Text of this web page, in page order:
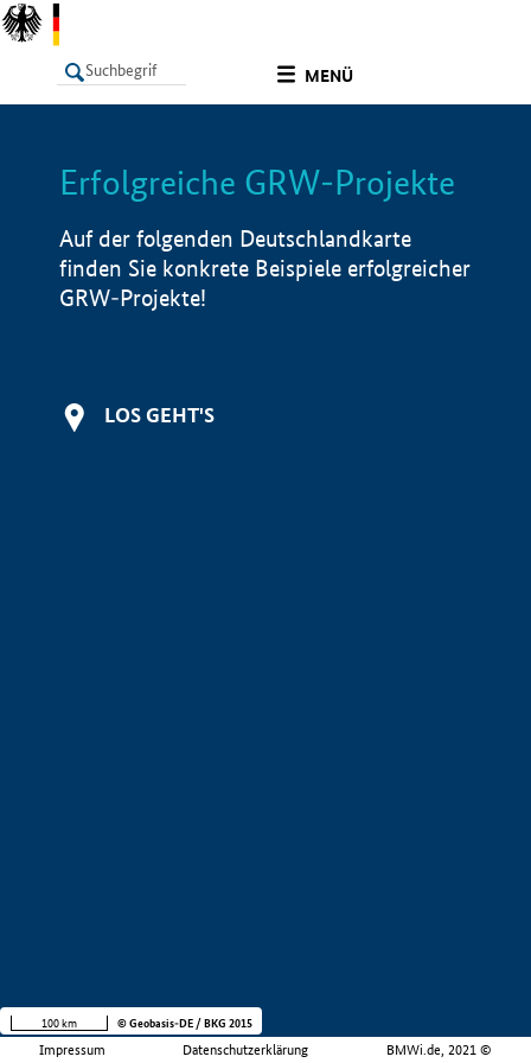
MENÜ
LISTE Info
Erfolgreiche GRW-Projekte
Auf der folgenden Deutschlandkarte
finden Sie konkrete Beispiele erfolgreicher
GRW-Projekte!
LOS GEHT'S
Impressum Datenschutzerklärung BMWi.de, 2021 ©
100 km © Geobasis-DE / BKG 2015